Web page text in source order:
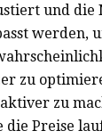
und die
werden,
zu
zu
die Preise